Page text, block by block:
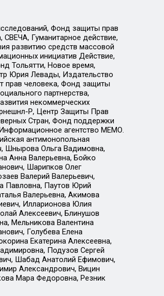
Фонд защиты прав
Гуманитарное действие,
развитию средств массовой
инициатив Действие,
Тольятти, Новое время,
Юрия Левады, Издательство
прав человека, Фонд защиты
партнерства,
некоммерческих
Р, Центр Защиты Прав
Стран, Фонд поддержки
агентство МЕМО.
антимонопольная
Шнырова Ольга Вадимовна,
Анна Валерьевна, Бойко
Шарипков Олег
Валерий Валерьевич,
Павловна, Паутов Юрий
Валерьевна, Акимова
Илларионова Юлия
Алексеевич, Блинушов
Мельникова Валентина
Голубева Елена
Екатерина Алексеевна,
Подузов Сергей
Шабад Анатолий Ефимович,
Александрович, Вицин
Мара Федоровна, Резник